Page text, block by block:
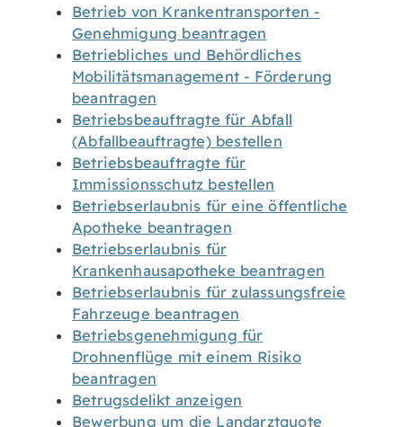
Betrieb von Krankentransporten -
Genehmigung beantragen
Betriebliches und Behördliches
Mobilitätsmanagement - Förderung
beantragen
Betriebsbeauftragte für Abfall
(Abfallbeauftragte) bestellen
Betriebsbeauftragte für
Immissionsschutz bestellen
Betriebserlaubnis für eine öffentliche
Apotheke beantragen
Betriebserlaubnis für
Krankenhausapotheke beantragen
Betriebserlaubnis für zulassungsfreie
Fahrzeuge beantragen
Betriebsgenehmigung für
Drohnenflüge mit einem Risiko
beantragen
Betrugsdelikt anzeigen
Bewerbung um die Landarztquote